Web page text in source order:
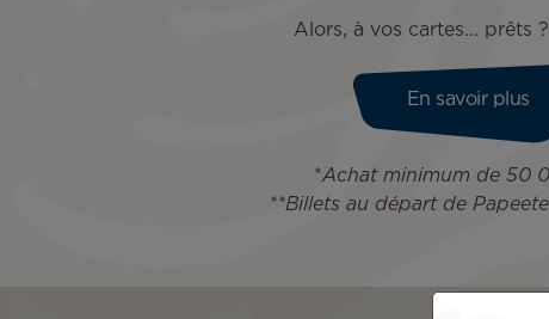
Alors, à vos cartes… prêts
En savoir plus
*Achat minimum de 50
**Billets au départ de